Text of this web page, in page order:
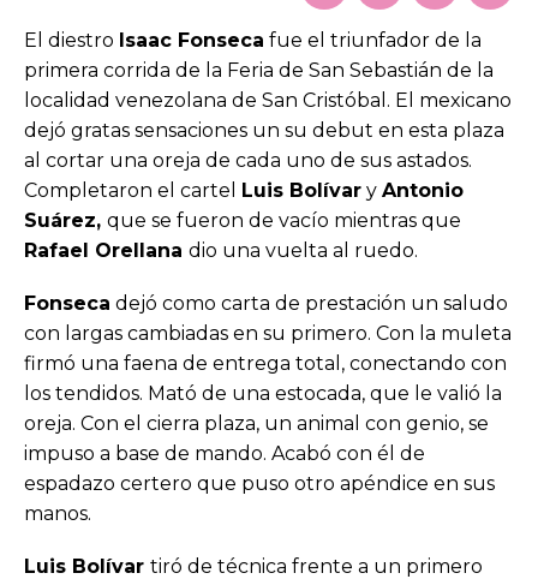
El diestro Isaac Fonseca fue el triunfador de la
primera corrida de la Feria de San Sebastián de la
localidad venezolana de San Cristóbal. El mexicano
dejó gratas sensaciones un su debut en esta plaza
al cortar una oreja de cada uno de sus astados.
Completaron el cartel Luis Bolívar y Antonio
Suárez, que se fueron de vacío mientras que
Rafael Orellana dio una vuelta al ruedo.
Fonseca dejó como carta de prestación un saludo
con largas cambiadas en su primero. Con la muleta
firmó una faena de entrega total, conectando con
los tendidos. Mató de una estocada, que le valió la
oreja. Con el cierra plaza, un animal con genio, se
impuso a base de mando. Acabó con él de
espadazo certero que puso otro apéndice en sus
manos.
Luis Bolívar tiró de técnica frente a un primero